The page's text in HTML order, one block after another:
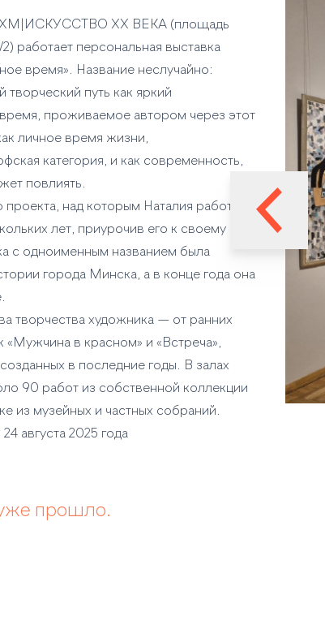
ХХ ВЕКА (площадь
работает персональная выставка
время». Название неслучайно:
путь как яркий
проживаемое автором через этот
личное время жизни,
категория, и как современность,
повлиять.
над которым Наталия работала
лет, приурочив его к своему
с одноименным названием была
города Минска, а в конце года она
творчества художника — от ранних
«Мужчина в красном» и «Встреча»,
в последние годы. В залах
90 работ из собственной коллекции
из музейных и частных собраний.
августа 2025 года
прошло.